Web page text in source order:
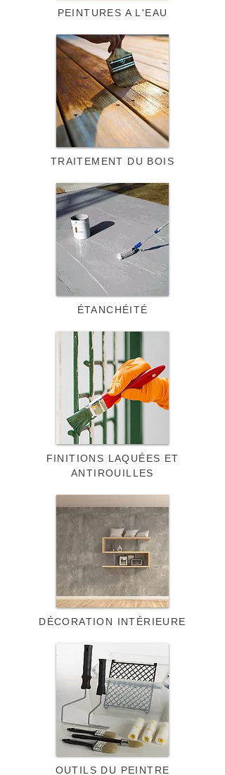
PEINTURES A L'EAU
TRAITEMENT DU BOIS
ÉTANCHÉITÉ
FINITIONS LAQUÉES ET
ANTIROUILLES
DÉCORATION INTÉRIEURE
OUTILS DU PEINTRE